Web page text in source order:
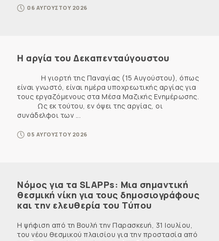
06 ΑΥΓΟΥΣΤΟΥ 2026
Η αργία του Δεκαπενταύγουστου
Η γιορτή της Παναγίας (15 Αυγούστου), όπως
είναι γνωστό, είναι ημέρα υποχρεωτικής αργίας για
τους εργαζόμενους στα Μέσα Μαζικής Ενημέρωσης.
Ως εκ τούτου, εν όψει της αργίας, οι
συνάδελφοι των ...
05 ΑΥΓΟΥΣΤΟΥ 2026
Νόμος για τα SLAPPs: Μια σημαντική
θεσμική νίκη για τους δημοσιογράφους
και την ελευθερία του Τύπου
Η ψήφιση από τη Βουλή την Παρασκευή, 31 Ιουλίου,
του νέου θεσμικού πλαισίου για την προστασία από